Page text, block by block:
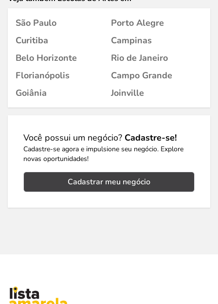
São Paulo
Porto Alegre
Curitiba
Campinas
Belo Horizonte
Rio de Janeiro
Florianópolis
Campo Grande
Goiânia
Joinville
Você possui um negócio? Cadastre-se!
Cadastre-se agora e impulsione seu negócio. Explore
novas oportunidades!
Cadastrar meu negócio